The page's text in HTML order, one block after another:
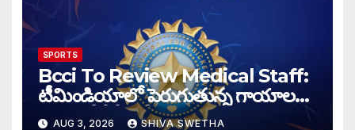
SPORTS
Bcci To Review Medical Staff:
టీమిండియాలో పెరుగుతున్న గాయాల
బెడద, బీసీసీఐ కీలక నిర్ణయం
AUG 3, 2026 SHIVA SWETHA